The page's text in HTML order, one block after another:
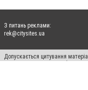
З питань реклами:
rek@citysites.ua
Допускається цитування
для пошукових систем